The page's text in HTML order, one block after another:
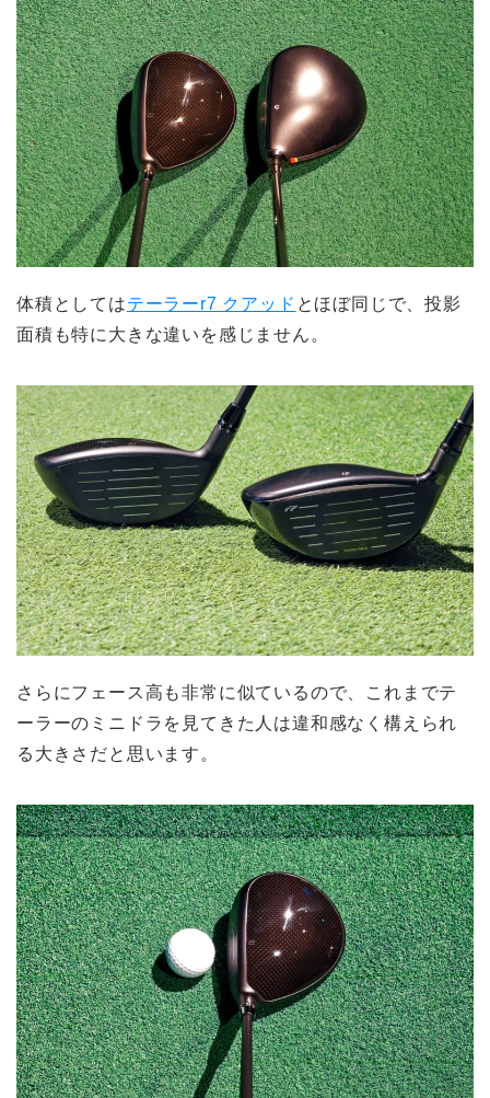
体積としてはテーラーr7 クアッド とほぼ同じで、投影
面積も特に大きな違いを感じません。
さらにフェース高も非常に似ているので、これまでテ
ーラーのミニドラを見てきた人は違和感なく構えられ
る大きさだと思います。